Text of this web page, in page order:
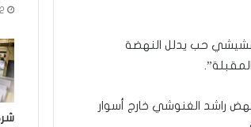
حب يدلل النهضة
راشد الغنوشي خارج أسوار
2 أغسطس 2026